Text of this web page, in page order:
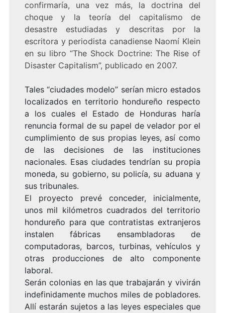
confirmaría, una vez más, la doctrina del
choque y la teoría del capitalismo de
desastre estudiadas y descritas por la
escritora y periodista canadiense Naomí Klein
en su libro “The Shock Doctrine: The Rise of
Disaster Capitalism”, publicado en 2007.
Tales “ciudades modelo” serían micro estados
localizados en territorio hondureño respecto
a los cuales el Estado de Honduras haría
renuncia formal de su papel de velador por el
cumplimiento de sus propias leyes, así como
de las decisiones de las instituciones
nacionales. Esas ciudades tendrían su propia
moneda, su gobierno, su policía, su aduana y
sus tribunales.
El proyecto prevé conceder, inicialmente,
unos mil kilómetros cuadrados del territorio
hondureño para que contratistas extranjeros
instalen fábricas ensambladoras de
computadoras, barcos, turbinas, vehículos y
otras producciones de alto componente
laboral.
Serán colonias en las que trabajarán y vivirán
indefinidamente muchos miles de pobladores.
Allí estarán sujetos a las leyes especiales que